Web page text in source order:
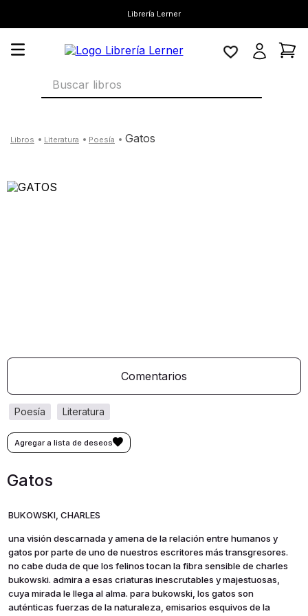
Librería Lerner
Buscar libros
literatura poesía gatos
Comentarios
literatura
poesía
Gatos
BUKOWSKI, CHARLES
una visión descarnada y amena de la relación entre humanos y
gatos por parte de uno de nuestros escritores más transgresores.
no cabe duda de que los felinos tocan la fibra sensible de charles
bukowski. admira a esas criaturas inescrutables y majestuosas,
cuya mirada le llega al alma. para bukowski, los gatos son
auténticas fuerzas de la naturaleza, emisarios esquivos de la